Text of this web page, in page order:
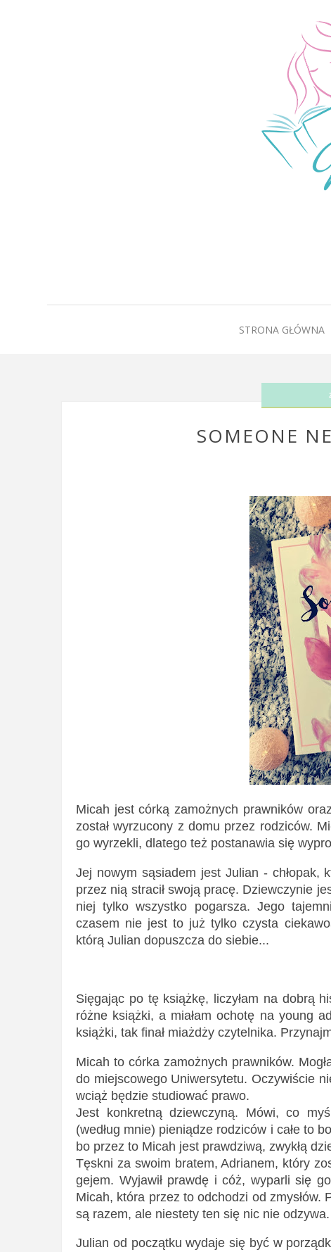
STRONA GŁÓWNA
SOMEONE
Micah jest córką zamożnych prawników
został wyrzucony z domu przez rodziców.
go wyrzekli, dlatego też postanawia się
Jej nowym sąsiadem jest Julian - chłopak,
przez nią stracił swoją pracę. Dziewczynie
niej tylko wszystko pogarsza. Jego
czasem nie jest to już tylko czysta
którą Julian dopuszcza do siebie...
Sięgając po tę książkę, liczyłam na dobrą
różne książki, a miałam ochotę na young
książki, tak finał miażdży czytelnika.
Micah to córka zamożnych prawników.
do miejscowego Uniwersytetu. Oczywiście
wciąż będzie studiować prawo.
Jest konkretną dziewczyną. Mówi, co
(według mnie) pieniądze rodziców i całe to
bo przez to Micah jest prawdziwą, zwykłą
Tęskni za swoim bratem, Adrianem, który
gejem. Wyjawił prawdę i cóż, wyparli się
Micah, która przez to odchodzi od
są razem, ale niestety ten się nic nie odzywa.
Julian od początku wydaje się być w